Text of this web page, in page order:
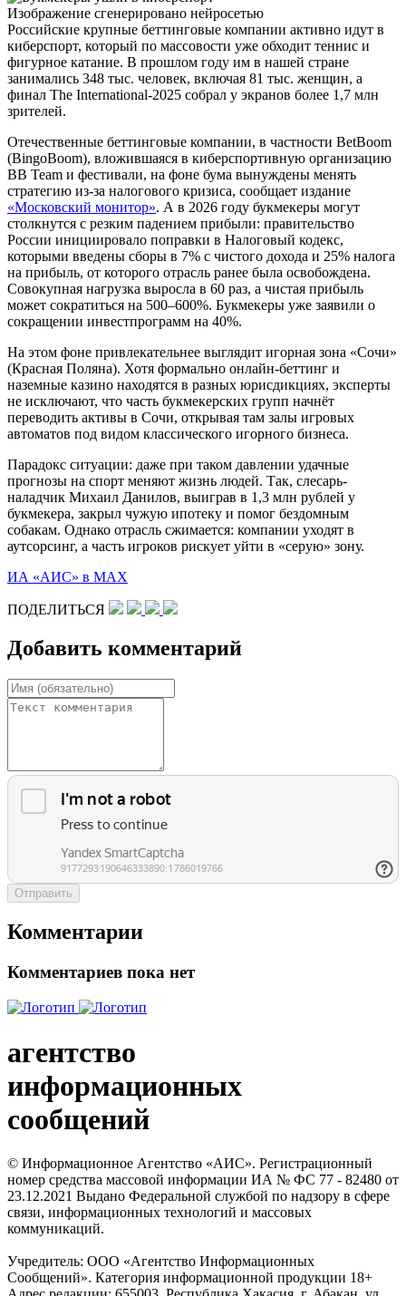
Изображение сгенерировано нейросетью
Российские крупные беттинговые компании активно идут в
киберспорт, который по массовости уже обходит теннис и
фигурное катание. В прошлом году им в нашей стране
занимались 348 тыс. человек, включая 81 тыс. женщин, а
финал The International-2025 собрал у экранов более 1,7 млн
зрителей.
Отечественные беттинговые компании, в частности BetBoom
(BingoBoom), вложившаяся в киберспортивную организацию
BB Team и фестивали, на фоне бума вынуждены менять
стратегию из-за налогового кризиса, сообщает издание
«Московский монитор». А в 2026 году букмекеры могут
столкнутся с резким падением прибыли: правительство
России инициировало поправки в Налоговый кодекс,
которыми введены сборы в 7% с чистого дохода и 25% налога
на прибыль, от которого отрасль ранее была освобождена.
Совокупная нагрузка выросла в 60 раз, а чистая прибыль
может сократиться на 500–600%. Букмекеры уже заявили о
сокращении инвестпрограмм на 40%.
На этом фоне привлекательнее выглядит игорная зона «Сочи»
(Красная Поляна). Хотя формально онлайн-беттинг и
наземные казино находятся в разных юрисдикциях, эксперты
не исключают, что часть букмекерских групп начнёт
переводить активы в Сочи, открывая там залы игровых
автоматов под видом классического игорного бизнеса.
Парадокс ситуации: даже при таком давлении удачные
прогнозы на спорт меняют жизнь людей. Так, слесарь-
наладчик Михаил Данилов, выиграв в 1,3 млн рублей у
букмекера, закрыл чужую ипотеку и помог бездомным
собакам. Однако отрасль сжимается: компании уходят в
аутсорсинг, а часть игроков рискует уйти в «серую» зону.
ИА «АИС» в МАХ
ПОДЕЛИТЬСЯ
Добавить комментарий
Отправить
Комментарии
Комментариев пока нет
агентство
информационных
сообщений
© Информационное Агентство «АИС». Регистрационный
номер средства массовой информации ИА № ФС 77 - 82480 от
23.12.2021 Выдано Федеральной службой по надзору в сфере
связи, информационных технологий и массовых
коммуникаций.
Учредитель: ООО «Агентство Информационных
Сообщений». Категория информационной продукции 18+